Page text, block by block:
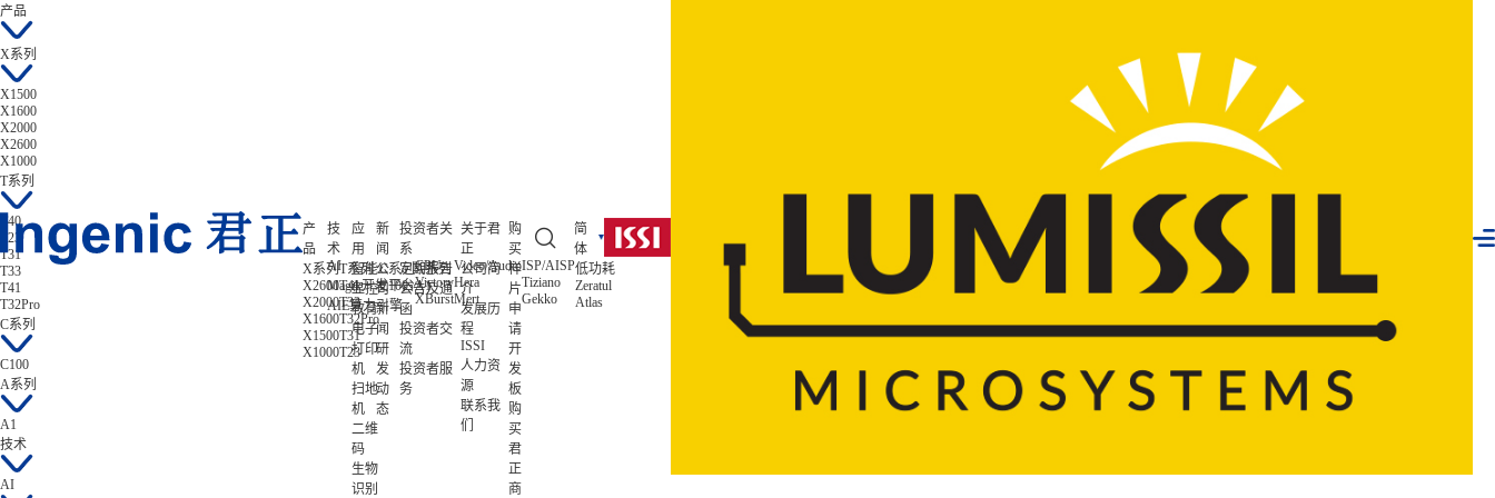
产
品
X系列
X2600
X2000
X1600
X1500
X1000
T系列
T41
T33
T32Pro
T31
T23
C系列
C100
A系列
A1
技
术
AI
Magik开发平台
AIE算力引擎
CPU
Victory
XBurst
Video/Audio
Hera
Mert
ISP/AISP
Tiziano
Gekko
低功耗
Zeratul
Atlas
应
用
智能
显控
教育
电子
打印
机
扫地
机
二维
码
生物
识别
新
闻
公
司
新
闻
研
发
动
态
投资者关
系
定期报告
公告及通
函
投资者交
流
投资者服
务
关于君
正
公司简
介
发展历
程
ISSI
人力资
源
联系我
们
购
买
样
片
申
请
开
发
板
购
买
君
正
商
简
体
产品
X系列
X1500
X1600
X2000
X2600
X1000
T系列
T40
T23
T31
T33
T41
T32Pro
C系列
C100
A系列
A1
技术
AI